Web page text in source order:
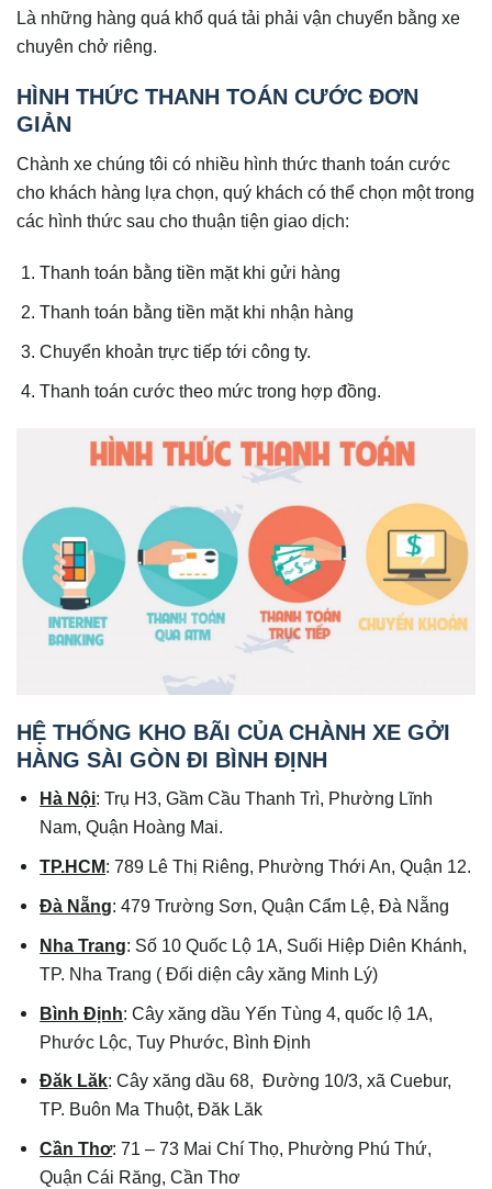
Là những hàng quá khổ quá tải phải vận chuyển bằng xe
chuyên chở riêng.
HÌNH THỨC THANH TOÁN CƯỚC ĐƠN
GIẢN
Chành xe chúng tôi có nhiều hình thức thanh toán cước
cho khách hàng lựa chọn, quý khách có thể chọn một trong
các hình thức sau cho thuận tiện giao dịch:
Thanh toán bằng tiền mặt khi gửi hàng
Thanh toán bằng tiền mặt khi nhận hàng
Chuyển khoản trực tiếp tới công ty.
Thanh toán cước theo mức trong hợp đồng.
HỆ THỐNG KHO BÃI CỦA CHÀNH XE GỞI
HÀNG SÀI GÒN ĐI BÌNH ĐỊNH
Hà Nội: Trụ H3, Gầm Cầu Thanh Trì, Phường Lĩnh
Nam, Quận Hoàng Mai.
TP.HCM: 789 Lê Thị Riêng, Phường Thới An, Quận 12.
Đà Nẵng: 479 Trường Sơn, Quận Cẩm Lệ, Đà Nẵng
Nha Trang: Số 10 Quốc Lộ 1A, Suối Hiệp Diên Khánh,
TP. Nha Trang ( Đối diện cây xăng Minh Lý)
Bình Định: Cây xăng dầu Yến Tùng 4, quốc lộ 1A,
Phước Lộc, Tuy Phước, Bình Định
Đăk Lăk: Cây xăng dầu 68, Đường 10/3, xã Cuebur,
TP. Buôn Ma Thuột, Đăk Lăk
Cần Thơ: 71 – 73 Mai Chí Thọ, Phường Phú Thứ,
Quận Cái Răng, Cần Thơ